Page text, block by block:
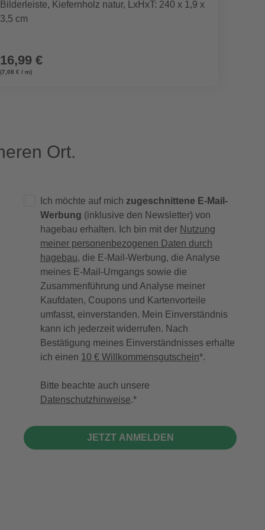
Bilderleiste, Kiefernholz natur, LxHxT: 240 x 1,9 x
3,5 cm
16,99 €
(7,08 € / m)
Ort.
Ich möchte auf mich zugeschnittene E-Mail-
Werbung (inklusive den Newsletter) von
hagebau erhalten. Ich bin mit der Nutzung
meiner personenbezogenen Daten durch
hagebau, die E-Mail-Werbung, die Analyse
meines E-Mail-Umgangs sowie die
Zusammenführung und Analyse meiner
Kaufdaten, Coupons und Kartenvorteile
umfasst, einverstanden. Mein Einverständnis
kann ich jederzeit widerrufen. Nach
Bestätigung meines Einverständnisses erhalte
ich einen 10 € Willkommensgutschein*.
Bitte beachte auch unsere
Datenschutzhinweise.
JETZT ANMELDEN